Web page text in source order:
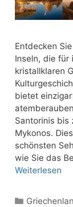
Entdecken
Inseln, die für
kristallklaren
bietet
Santorinis bis
Mykonos.
schönsten
wie Sie das
Weiterlesen
Kategorien